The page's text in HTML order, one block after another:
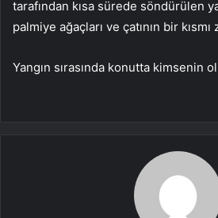
tarafından kısa sürede söndürülen
palmiye ağaçları ve çatının bir
Yangın sırasında konutta kimsenin